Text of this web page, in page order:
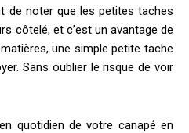
de noter que les petites taches
côtelé, et c’est un avantage de
une simple petite tache
Sans oublier le risque de voir
quotidien de votre canapé en